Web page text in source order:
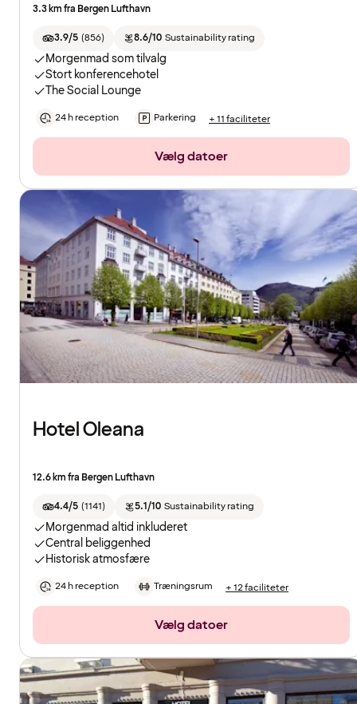
3.3 km fra Bergen Lufthavn
3.9/5 (856) 8.6/10 Sustainability rating
Morgenmad som tilvalg
Stort konferencehotel
The Social Lounge
24 h reception Parkering + 11 faciliteter
Vælg datoer
Hotel Oleana
12.6 km fra Bergen Lufthavn
4.4/5 (1141) 5.1/10 Sustainability rating
Morgenmad altid inkluderet
Central beliggenhed
Historisk atmosfære
24 h reception Træningsrum + 12 faciliteter
Vælg datoer